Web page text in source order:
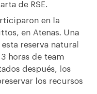
de RSE.
en la
en Atenas. Una
reserva natural
horas de team
después, los
los recursos